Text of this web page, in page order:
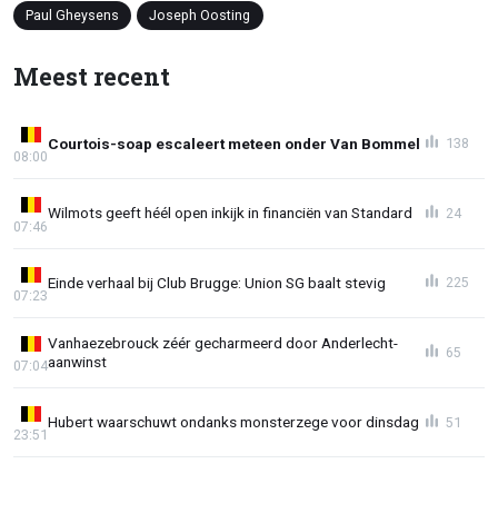
Paul Gheysens Joseph Oosting
Meest recent
Courtois-soap escaleert meteen onder Van Bommel
08:00
138
Wilmots geeft héél open inkijk in financiën van Standard
07:46
24
Einde verhaal bij Club Brugge: Union SG baalt stevig
07:23
225
Vanhaezebrouck zéér gecharmeerd door Anderlecht-
aanwinst
07:04
65
Hubert waarschuwt ondanks monsterzege voor dinsdag
23:51
51